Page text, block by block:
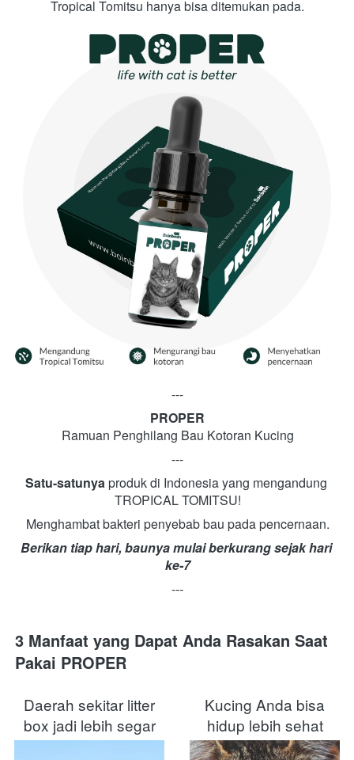
Tropical Tomitsu hanya bisa ditemukan pada.
---
PROPER
Ramuan Penghilang Bau Kotoran Kucing
---
Satu-satunya produk di Indonesia yang mengandung
TROPICAL TOMITSU!
Menghambat bakteri penyebab bau pada pencernaan.
Berikan tiap hari, baunya mulai berkurang sejak hari
ke-7
---
3 Manfaat yang Dapat Anda Rasakan Saat
Pakai PROPER
Daerah sekitar litter
box jadi lebih segar
Kucing Anda bisa
hidup lebih sehat